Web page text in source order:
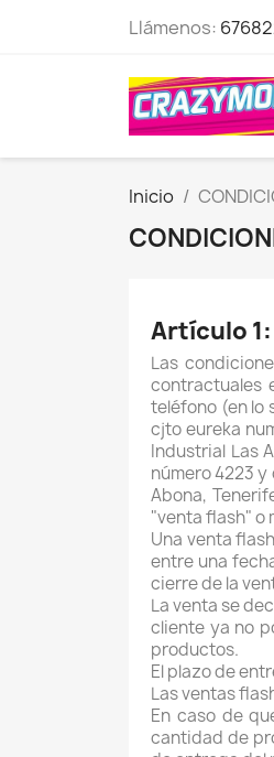
Llámenos:
Inicio
Artículo
Las
contractuales
teléfono (en lo
cjto eureka
Industrial Las
número 4223
Abona,
"venta flash" o
Una venta
entre una
cierre de la
La venta se
cliente ya no
productos.
El plazo de
Las ventas
En caso de
cantidad de